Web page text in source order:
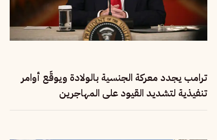
ترامب يجدد معركة الجنسية بالولادة ويوقّع أوامر
تنفيذية لتشديد القيود على المهاجرين